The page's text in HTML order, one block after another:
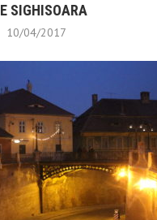
SIGHISOARA
10/04/2017